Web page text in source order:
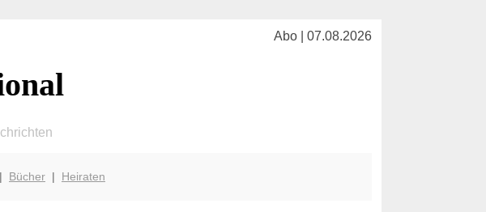
Abo | 07.08.2026
Bücher| Heiraten